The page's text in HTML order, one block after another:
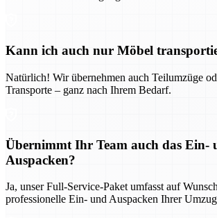
Kann ich auch nur Möbel
Natürlich! Wir übernehmen auch Teilumzüge
Transporte – ganz nach Ihrem Bedarf.
Übernimmt Ihr Team auch das Ein-
Auspacken?
Ja, unser Full-Service-Paket umfasst auf
professionelle Ein- und Auspacken Ihrer